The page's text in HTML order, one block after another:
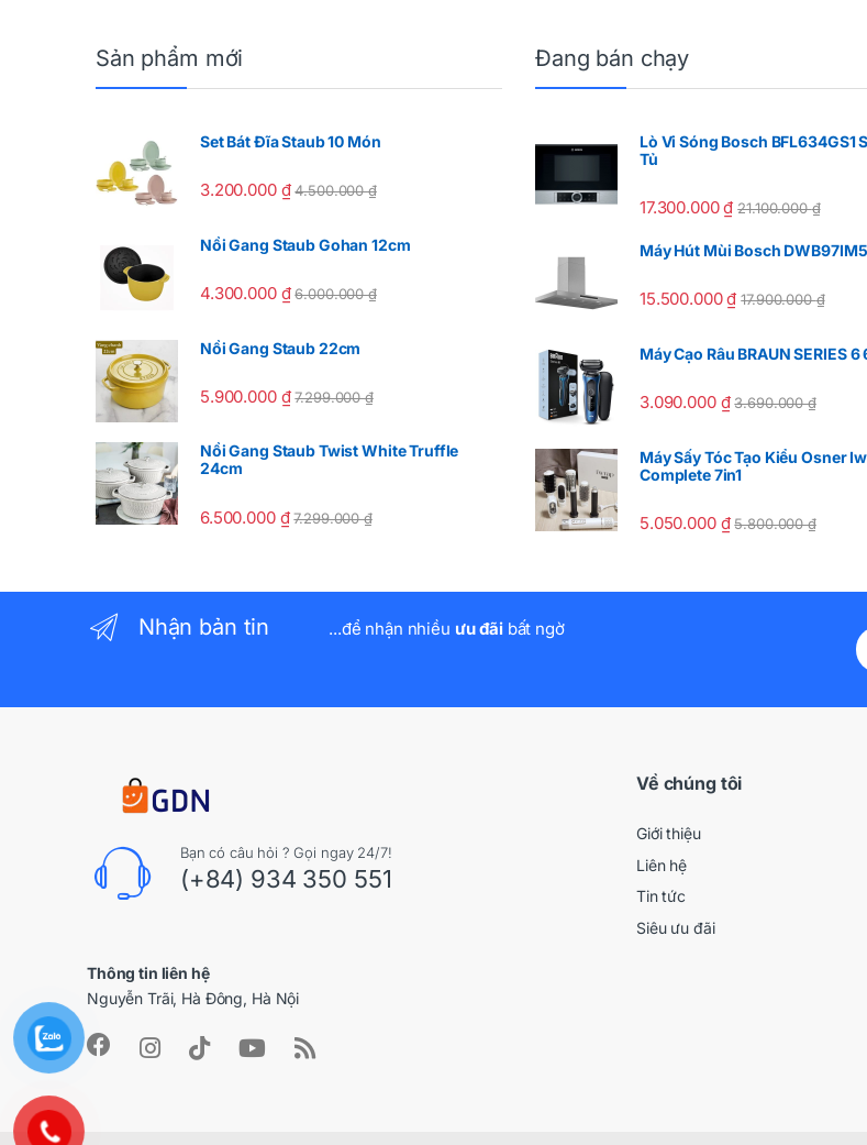
Sản phẩm mới
Set Bát Đĩa Staub 10 Món
3.200.000 ₫ 4.500.000₫
Nồi Gang Staub Gohan 12cm
4.300.000 ₫ 6.000.000₫
Nồi Gang Staub 22cm
5.900.000 ₫ 7.299.000₫
Nồi Gang Staub Twist White Truffle
24cm
6.500.000 ₫ 7.299.000₫
Đang bán chạy
Lò Vi Sóng Bosch BFL634GS1
Tủ
17.300.000₫ 21.100.000₫
Máy Hút Mùi Bosch
15.500.000₫ 17.900.000₫
Máy Cạo Râu BRAUN SERIES
3.090.000 ₫ 3.690.000₫
Máy Sấy Tóc Tạo Kiểu Osner
Complete 7in1
5.050.000 ₫ 5.800.000₫
Nhận bản tin ...để nhận nhiều ưu đãibất ngờ
Bạn có câu hỏi ? Gọi ngay 24/7!
(+84) 934 350 551
Thông tin liên hệ
Nguyễn Trãi, Hà Đông, Hà Nội
Về chúng tôi
Giới thiệu
Liên hệ
Tin tức
Siêu ưu đãi